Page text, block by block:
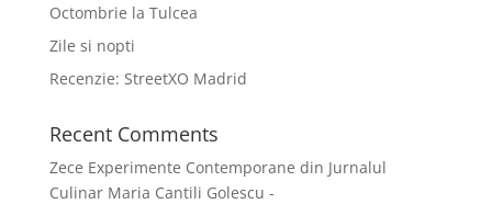
Octombrie la Tulcea
Zile si nopti
Recenzie: StreetXO Madrid
Recent Comments
Zece Experimente Contemporane din Jurnalul
Culinar Maria Cantili Golescu -